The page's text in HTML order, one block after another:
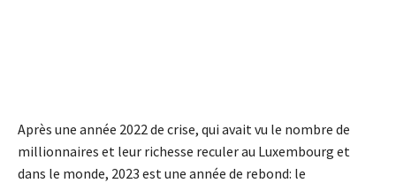
Après une année 2022 de crise, qui avait vu le nombre de
millionnaires et leur richesse reculer au Luxembourg et
dans le monde, 2023 est une année de rebond: le